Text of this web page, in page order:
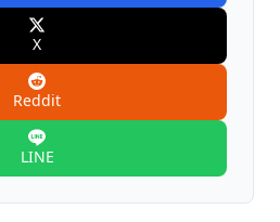
X
Reddit
LINE